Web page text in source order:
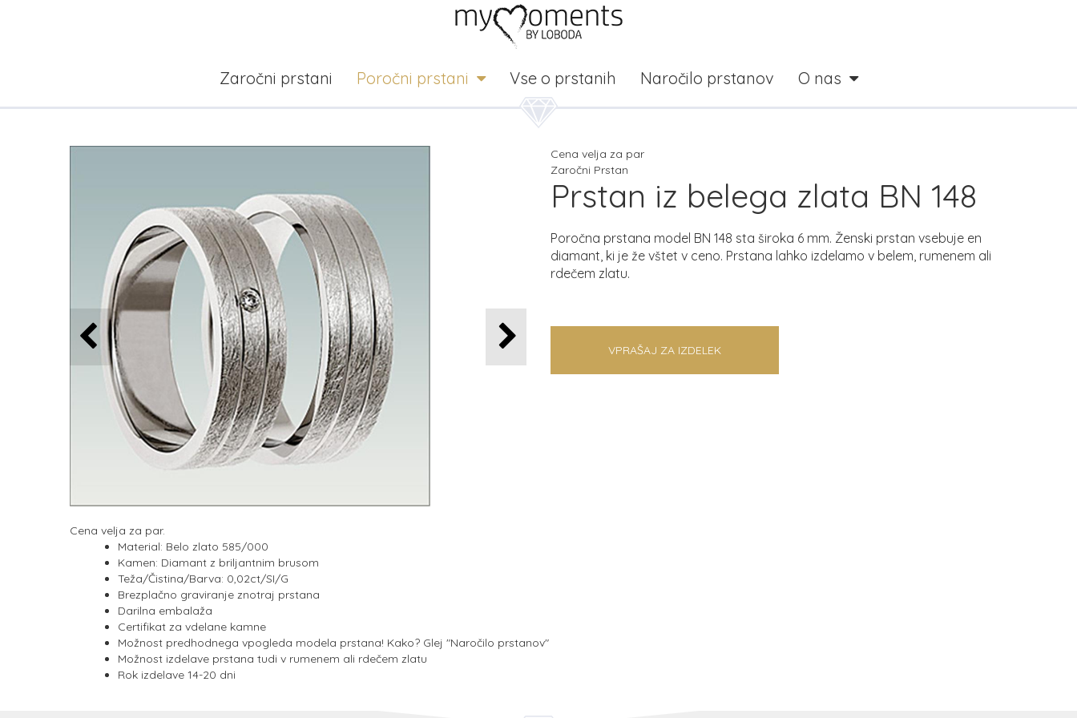
Zaročni prstani Poročni prstani Vse o prstanih Naročilo prstanov O nas
Cena velja za par
Zaročni Prstan
Prstan iz belega zlata BN 148
Poročna prstana model BN 148 sta široka 6 mm. Ženski prstan vsebuje en
diamant, ki je že vštet v ceno. Prstana lahko izdelamo v belem, rumenem ali
rdečem zlatu.
VPRAŠAJ ZA IZDELEK
Cena velja za par.
Material: Belo zlato 585/000
Kamen: Diamant z briljantnim brusom
Teža/Čistina/Barva: 0,02ct/SI/G
Brezplačno graviranje znotraj prstana
Darilna embalaža
Certifikat za vdelane kamne
Možnost predhodnega vpogleda modela prstana! Kako? Glej "Naročilo prstanov"
Možnost izdelave prstana tudi v rumenem ali rdečem zlatu
Rok izdelave 14-20 dni